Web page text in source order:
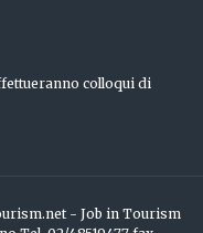
colloqui di
- Job in Tourism